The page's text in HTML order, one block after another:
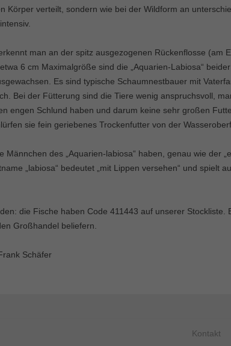
Körper verteilt, sondern wie bei der Wildform an
man an der spitz ausgezogenen Rückenflosse (am
6 cm Maximalgröße sind die „Aquarien-Labiosa“
Es sind typische Schaumnestbauer mit
Bei der Fütterung sind die Tiere wenig anspruchsvoll,
engen Schlund haben und darum keine sehr großen
sie fein geriebenes Trockenfutter von der
Männchen des „Aquarien-labiosa“ haben, genau wie der
„labiosa“ bedeutet „mit Lippen versehen“ und spielt
die Fische haben Code 411443 auf unserer Stockliste.
Großhandel beliefern.
Schäfer
Kontakt